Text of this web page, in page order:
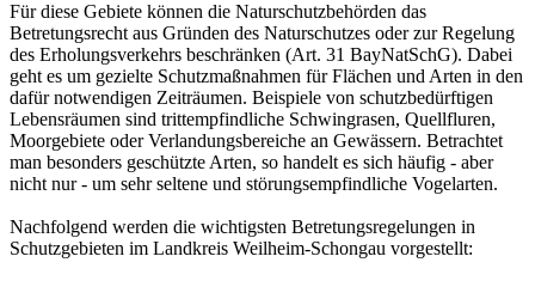
Für diese Gebiete können die Naturschutzbehörden das
Betretungsrecht aus Gründen des Naturschutzes oder zur Regelung
des Erholungsverkehrs beschränken (Art. 31 BayNatSchG). Dabei
geht es um gezielte Schutzmaßnahmen für Flächen und Arten in den
dafür notwendigen Zeiträumen. Beispiele von schutzbedürftigen
Lebensräumen sind trittempfindliche Schwingrasen, Quellfluren,
Moorgebiete oder Verlandungsbereiche an Gewässern. Betrachtet
man besonders geschützte Arten, so handelt es sich häufig - aber
nicht nur - um sehr seltene und störungsempfindliche Vogelarten.
Nachfolgend werden die wichtigsten Betretungsregelungen in
Schutzgebieten im Landkreis Weilheim-Schongau vorgestellt: